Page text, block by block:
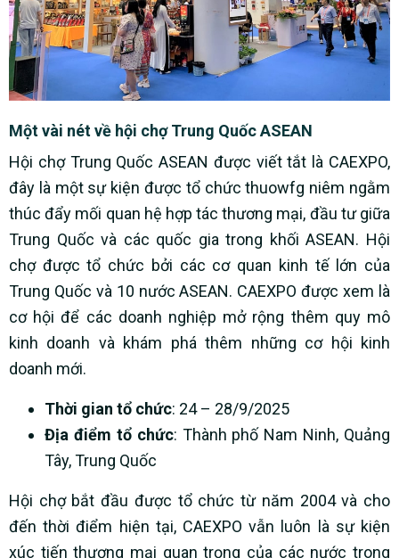
Một vài nét về hội chợ Trung Quốc ASEAN
Hội chợ Trung Quốc ASEAN được viết tắt là CAEXPO,
đây là một sự kiện được tổ chức thuowfg niêm ngằm
thúc đẩy mối quan hệ hợp tác thương mại, đầu tư giữa
Trung Quốc và các quốc gia trong khối ASEAN. Hội
chợ được tổ chức bởi các cơ quan kinh tế lớn của
Trung Quốc và 10 nước ASEAN. CAEXPO được xem là
cơ hội để các doanh nghiệp mở rộng thêm quy mô
kinh doanh và khám phá thêm những cơ hội kinh
doanh mới.
Thời gian tổ chức: 24 – 28/9/2025
Địa điểm tổ chức: Thành phố Nam Ninh, Quảng
Tây, Trung Quốc
Hội chợ bắt đầu được tổ chức từ năm 2004 và cho
đến thời điểm hiện tại, CAEXPO vẫn luôn là sự kiện
xúc tiến thương mại quan trọng của các nước trong